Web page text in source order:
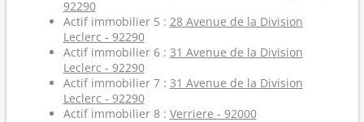
92290
Actif immobilier 5 : 28 Avenue de la Division
Leclerc - 92290
Actif immobilier 6 : 31 Avenue de la Division
Leclerc - 92290
Actif immobilier 7 : 31 Avenue de la Division
Leclerc - 92290
Actif immobilier 8 : Verriere - 92000